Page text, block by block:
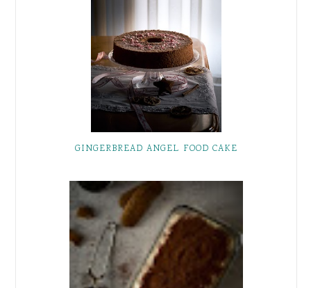
GINGERBREAD ANGEL FOOD CAKE